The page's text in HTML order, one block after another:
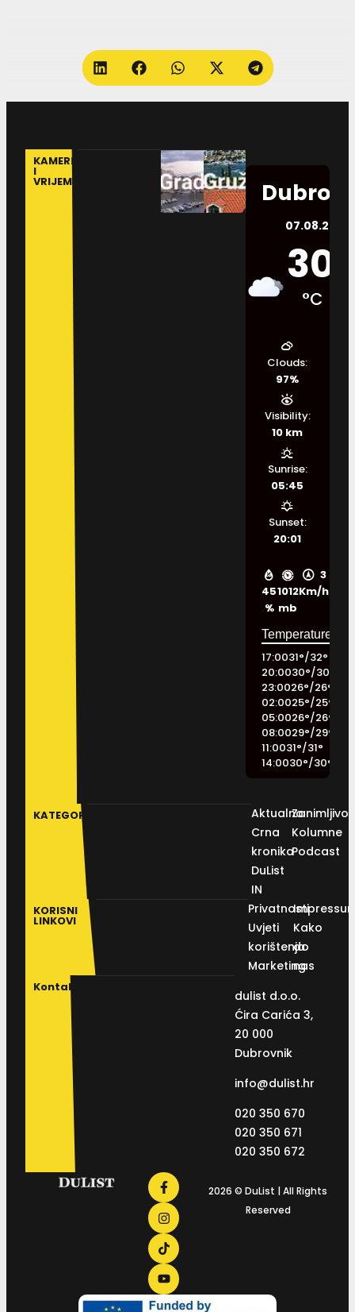
KAMERE
I
VRIJEME
07.08.2026.
30
°C
45
%
1012
mb
3
Km/h
Clouds:
97%
Visibility:
10 km
Sunrise:
05:45
Sunset:
20:01
17:0031°/32°
20:0030°/30
23:0026°/26°
02:0025°/25°
05:0026°/26°
08:0029°/29°
11:0031°/31°
14:0030°/30°
KATEGORIJE
Aktualno
Crna
kronika
DuList
IN
Kolumne
Podcast
KORISNI
LINKOVI
Privatnosti
Uvjeti
korištenja
Marketing
Kako
do
nas
Kontakt
dulist d.o.o.
Ćira Carića 3,
20 000
Dubrovnik
info@dulist.hr
020 350 670
020 350 671
020 350 672
2026 © DuList | All Rights
Reserved